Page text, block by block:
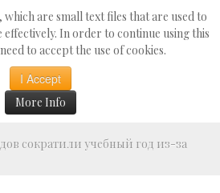
which are small text files that are used to
In order to continue using this
to accept the use of cookies.
I Accept
More Info
Search
...
сократили учебный год из-за